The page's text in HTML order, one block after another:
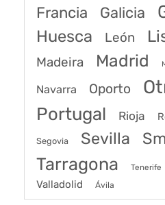
Francia Galicia
Huesca León
Madeira Madrid
Navarra Oporto
Portugal Rioja
Segovia Sevilla
Tarragona Tenerife
Valladolid Ávila